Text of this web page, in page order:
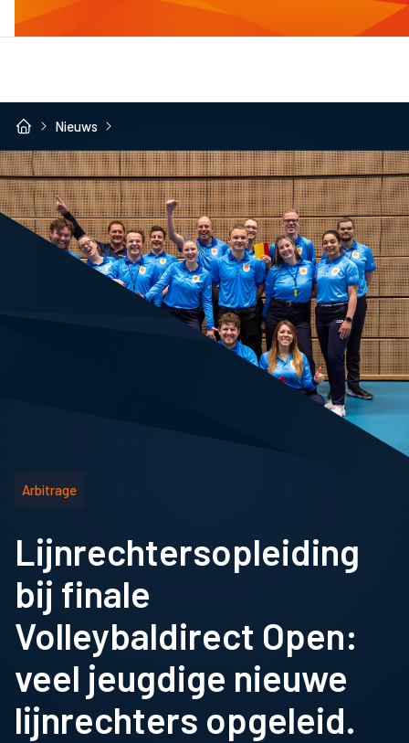
Nieuws
Arbitrage
Lijnrechtersopleiding
bij finale
Volleybaldirect Open:
veel jeugdige nieuwe
lijnrechters opgeleid.